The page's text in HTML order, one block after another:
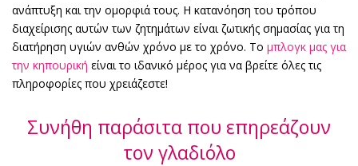
ανάπτυξη και την ομορφιά τους. Η κατανόηση του τρόπου
διαχείρισης αυτών των ζητημάτων είναι ζωτικής σημασίας για τη
διατήρηση υγιών ανθών χρόνο με το χρόνο. Το μπλογκ μας για
την κηπουρική είναι το ιδανικό μέρος για να βρείτε όλες τις
πληροφορίες που χρειάζεστε!
Συνήθη παράσιτα που επηρεάζουν
τον γλαδιόλο